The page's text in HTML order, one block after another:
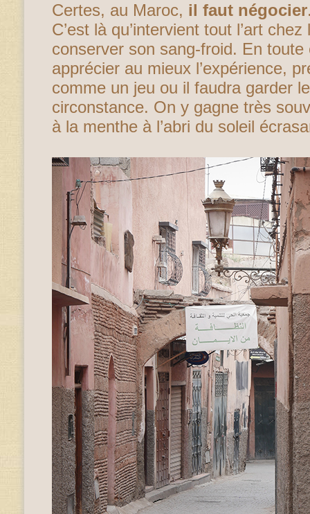
Certes, au Maroc, il faut négocier
C’est là qu’intervient tout l’art
conserver son sang-froid. En
apprécier au mieux l’expérience,
comme un jeu ou il faudra garder
circonstance. On y gagne très
à la menthe à l’abri du soleil